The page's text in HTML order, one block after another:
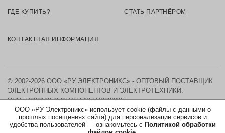
ООО «РУ Электроникс» использует cookie (файлы с данными о
прошлых посещениях сайта) для персонализации сервисов и
удобства пользователей — ознакомьтесь с Политикой обработки
ГДЕ КУПИТЬ? СТАТЬ ПАРТНЁРОМ
КОНТАКТНАЯ ИНФОРМАЦИЯ
© 2002-2026 ООО «РУ ЭЛЕКТРОНИКС» - ОПТОВЫЙ ПОСТАВЩИК
ЭЛЕКТРОННЫХ КОМПОНЕНТОВ И ЭЛЕКТРОТЕХНИКИ.
ИНН 7730219976 ОГРН 5167746326105
КАРТА САЙТА